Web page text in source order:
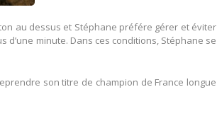
au dessus et Stéphane préfére gérer et éviter
d’une minute. Dans ces conditions, Stéphane se
son titre de champion de France longue